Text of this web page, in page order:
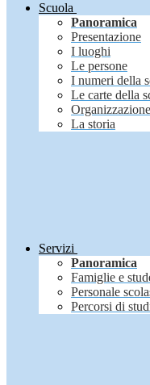
Scuola
Panoramica
Presentazione
I luoghi
Le persone
I numeri della
Le carte della
Organizzazione
La storia
Servizi
Panoramica
Famiglie e
Personale
Percorsi di